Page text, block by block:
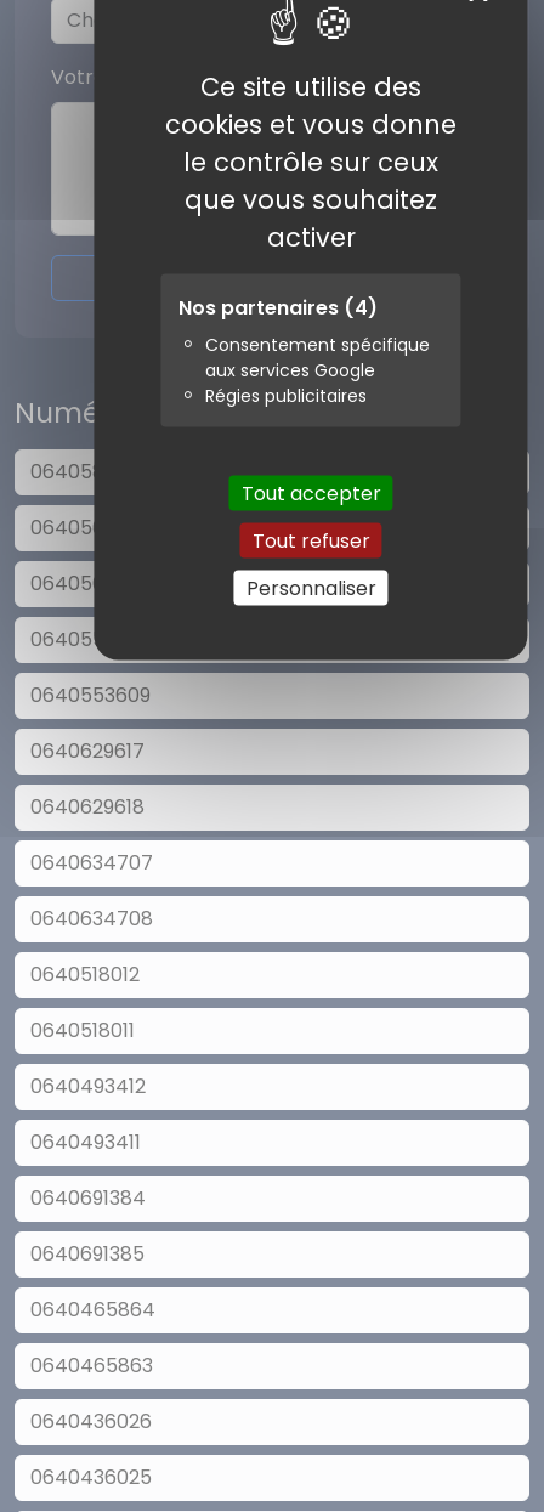
Ce site utilise des
cookies et vous donne
le contrôle sur ceux
que vous souhaitez
activer
Nos partenaires (4)
Consentement spécifique
aux services Google
Régies publicitaires
Tout accepter
Tout refuser
Personnaliser
Votre commentaire
Numéros similaires
0640585893
0640564097
0640564096
0640553610
0640553609
0640629617
0640629618
0640634707
0640634708
0640518012
0640518011
0640493412
0640493411
0640691384
0640691385
0640465864
0640465863
0640436026
0640436025